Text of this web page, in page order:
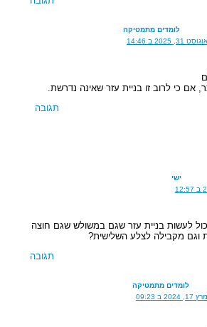
לומדים מתמטיקה
אוגוסט 31, 2025 ב 14:46
אם כי לרוב זו בניית עזר שאינה נדרשת.
תגובה
ישי
לעשות בניית עזר שגם במשולש שגם חוצה
וגם מקבילה לצלע השלישית?
תגובה
לומדים מתמטיקה
מרץ 17, 2024 ב 09:23